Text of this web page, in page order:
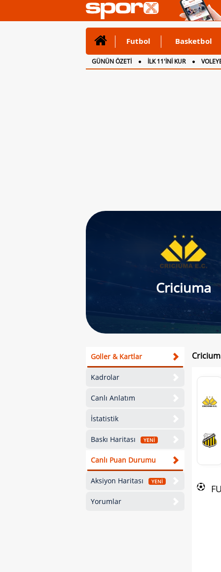
Futbol Basketbol
GÜNÜN ÖZETİ İLK 11'İNİ KUR
CANLI ANLATIM
İNGİLTERE
Criciuma
Goller & Kartlar
Kadrolar
Canlı Anlatım
İstatistik
Baskı Haritası YENİ
Canlı Puan Durumu
Aksiyon Haritası YENİ
Yorumlar